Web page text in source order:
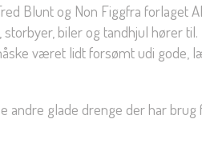
Blunt og Non Figgfra forlaget
biler og tandhjul hører
været lidt forsømt udi gode,
andre glade drenge der har brug